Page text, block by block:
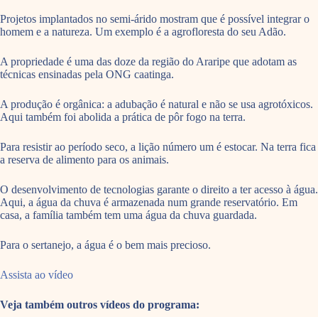
Projetos implantados no semi-árido mostram que é possível integrar o
homem e a natureza. Um exemplo é a agrofloresta do seu Adão.
A propriedade é uma das doze da região do Araripe que adotam as
técnicas ensinadas pela ONG caatinga.
A produção é orgânica: a adubação é natural e não se usa agrotóxicos.
Aqui também foi abolida a prática de pôr fogo na terra.
Para resistir ao período seco, a lição número um é estocar. Na terra fica
a reserva de alimento para os animais.
O desenvolvimento de tecnologias garante o direito a ter acesso à água.
Aqui, a água da chuva é armazenada num grande reservatório. Em
casa, a família também tem uma água da chuva guardada.
Para o sertanejo, a água é o bem mais precioso.
Assista ao vídeo
Veja também outros vídeos do programa: